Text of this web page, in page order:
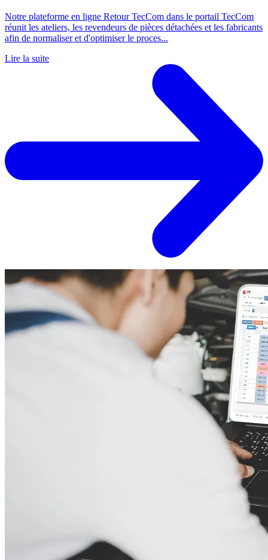
Notre plateforme en ligne Retour TecCom dans le portail TecCom
réunit les ateliers, les revendeurs de pièces détachées et les fabricants
afin de normaliser et d'optimiser le proces...
Lire la suite